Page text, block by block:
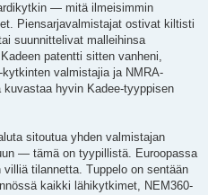
— mitä ilmeisimmin
Piensarjavalmistajat ostivat kiltisti
suunnittelivat malleihinsa
patentti sitten vanheni,
valmistajia ja NMRA-
hyvin Kadee-tyyppisen
sitoutua yhden valmistajan
— tämä on tyypillistä. Euroopassa
tilannetta. Tuppelo on sentään
kaikki lähikytkimet, NEM360-